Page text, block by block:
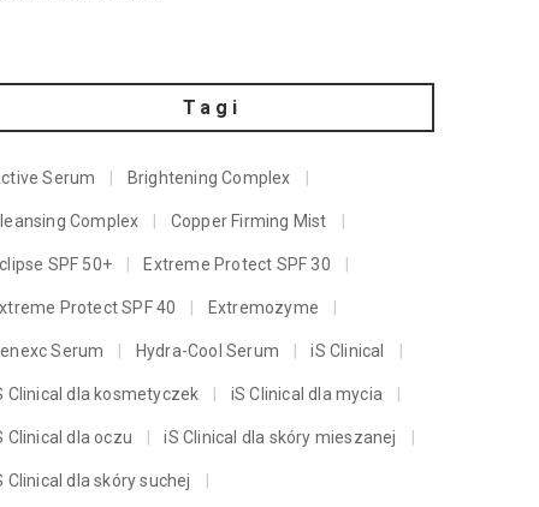
Tagi
Serum Brightening Complex
Complex Copper Firming Mist
SPF 50+ Extreme Protect SPF 30
Protect SPF 40 Extremozyme
Serum Hydra-Cool Serum iS Clinical
Clinical dla kosmetyczek iS Clinical dla mycia
Clinical dla oczu iS Clinical dla skóry mieszanej
Clinical dla skóry suchej